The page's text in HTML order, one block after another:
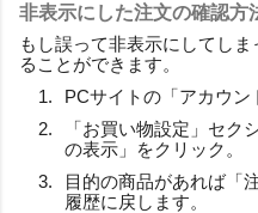
非表示にした注文の確認方
もし誤って非表示にしてし
ることができます。
PCサイトの「アカウン
「お買い物設定」セク
の表示」をクリック。
目的の商品があれば「
履歴に戻します。